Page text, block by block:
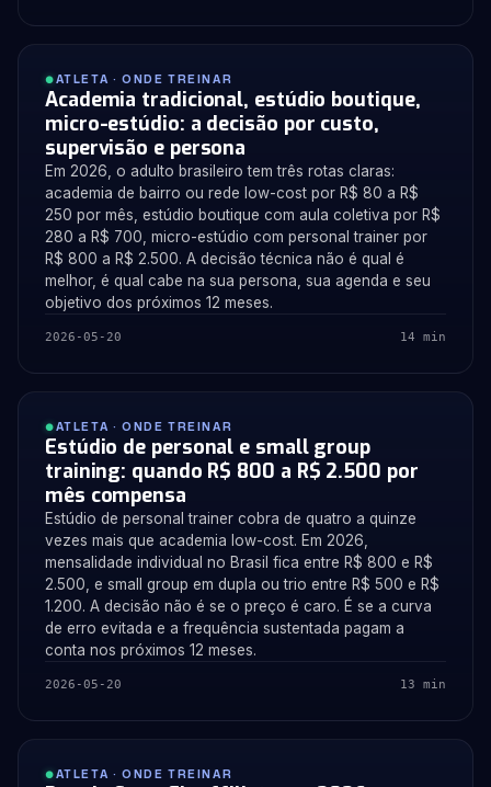
ATLETA · ONDE TREINAR
Academia tradicional, estúdio boutique,
micro-estúdio: a decisão por custo,
supervisão e persona
Em 2026, o adulto brasileiro tem três rotas claras:
academia de bairro ou rede low-cost por R$ 80 a R$
250 por mês, estúdio boutique com aula coletiva por R$
280 a R$ 700, micro-estúdio com personal trainer por
R$ 800 a R$ 2.500. A decisão técnica não é qual é
melhor, é qual cabe na sua persona, sua agenda e seu
objetivo dos próximos 12 meses.
2026-05-20 14 min
ATLETA · ONDE TREINAR
Estúdio de personal e small group
training: quando R$ 800 a R$ 2.500 por
mês compensa
Estúdio de personal trainer cobra de quatro a quinze
vezes mais que academia low-cost. Em 2026,
mensalidade individual no Brasil fica entre R$ 800 e R$
2.500, e small group em dupla ou trio entre R$ 500 e R$
1.200. A decisão não é se o preço é caro. É se a curva
de erro evitada e a frequência sustentada pagam a
conta nos próximos 12 meses.
2026-05-20 13 min
ATLETA · ONDE TREINAR